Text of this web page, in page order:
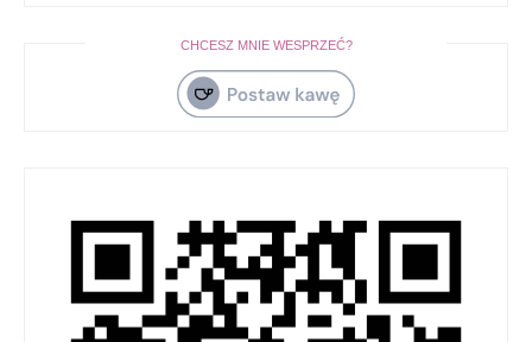
CHCESZ MNIE WESPRZEĆ?